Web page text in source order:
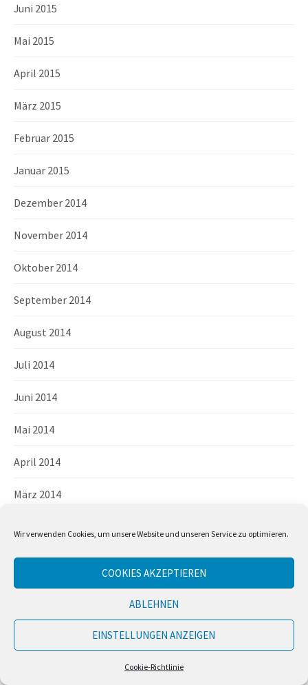
Wir verwenden Cookies, um unsere Website und unseren Service zu optimieren.
COOKIES AKZEPTIEREN
ABLEHNEN
EINSTELLUNGEN ANZEIGEN
Cookie-Richtlinie
Juni 2015
Mai 2015
April 2015
März 2015
Februar 2015
Januar 2015
Dezember 2014
November 2014
Oktober 2014
September 2014
August 2014
Juli 2014
Juni 2014
Mai 2014
April 2014
März 2014
Januar 2014
Dezember 2013
META